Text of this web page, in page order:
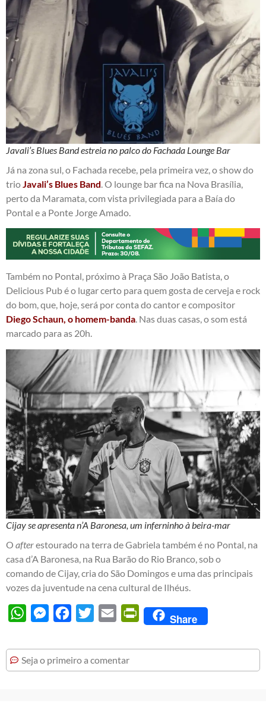
Javali’s Blues Band estreia no palco do Fachada Lounge Bar
Já na zona sul, o Fachada recebe, pela primeira vez, o show do
trio Javali’s Blues Band . O lounge bar fica na Nova Brasília,
perto da Maramata, com vista privilegiada para a Baía do
Pontal e a Ponte Jorge Amado.
Também no Pontal, próximo à Praça São João Batista, o
Delicious Pub é o lugar certo para quem gosta de cerveja e rock
do bom, que, hoje, será por conta do cantor e compositor
Diego Schaun, o homem-banda. Nas duas casas, o som está
marcado para as 20h.
Cijay se apresenta n’A Baronesa, um inferninho à beira-mar
O afterestourado na terra de Gabriela também é no Pontal, na
casa d’A Baronesa, na Rua Barão do Rio Branco, sob o
comando de Cijay, cria do São Domingos e uma das principais
vozes da juventude na cena cultural de Ilhéus.
WhatsAppMessengerFacebook
Twitter Email PrintFriendly
Share
Seja o primeiro a comentar